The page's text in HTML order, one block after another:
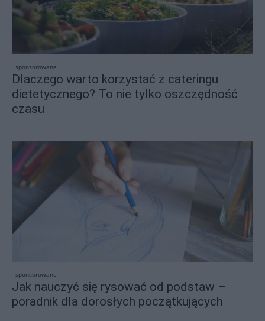
sponsorowane
Dlaczego warto korzystać z cateringu
dietetycznego? To nie tylko oszczędność
czasu
sponsorowane
Jak nauczyć się rysować od podstaw –
poradnik dla dorosłych początkujących